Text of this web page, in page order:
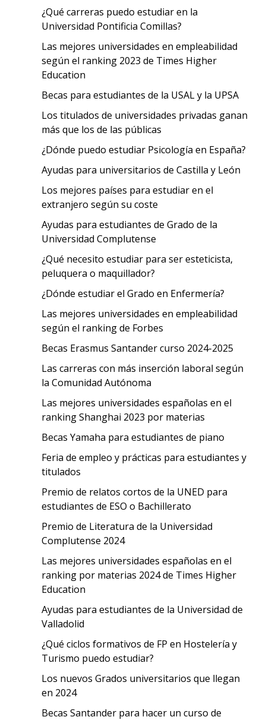
¿Qué carreras puedo estudiar en la
Universidad Pontificia Comillas?
Las mejores universidades en empleabilidad
según el ranking 2023 de Times Higher
Education
Becas para estudiantes de la USAL y la UPSA
Los titulados de universidades privadas ganan
más que los de las públicas
¿Dónde puedo estudiar Psicología en España?
Ayudas para universitarios de Castilla y León
Los mejores países para estudiar en el
extranjero según su coste
Ayudas para estudiantes de Grado de la
Universidad Complutense
¿Qué necesito estudiar para ser esteticista,
peluquera o maquillador?
¿Dónde estudiar el Grado en Enfermería?
Las mejores universidades en empleabilidad
según el ranking de Forbes
Becas Erasmus Santander curso 2024-2025
Las carreras con más inserción laboral según
la Comunidad Autónoma
Las mejores universidades españolas en el
ranking Shanghai 2023 por materias
Becas Yamaha para estudiantes de piano
Feria de empleo y prácticas para estudiantes y
titulados
Premio de relatos cortos de la UNED para
estudiantes de ESO o Bachillerato
Premio de Literatura de la Universidad
Complutense 2024
Las mejores universidades españolas en el
ranking por materias 2024 de Times Higher
Education
Ayudas para estudiantes de la Universidad de
Valladolid
¿Qué ciclos formativos de FP en Hostelería y
Turismo puedo estudiar?
Los nuevos Grados universitarios que llegan
en 2024
Becas Santander para hacer un curso de